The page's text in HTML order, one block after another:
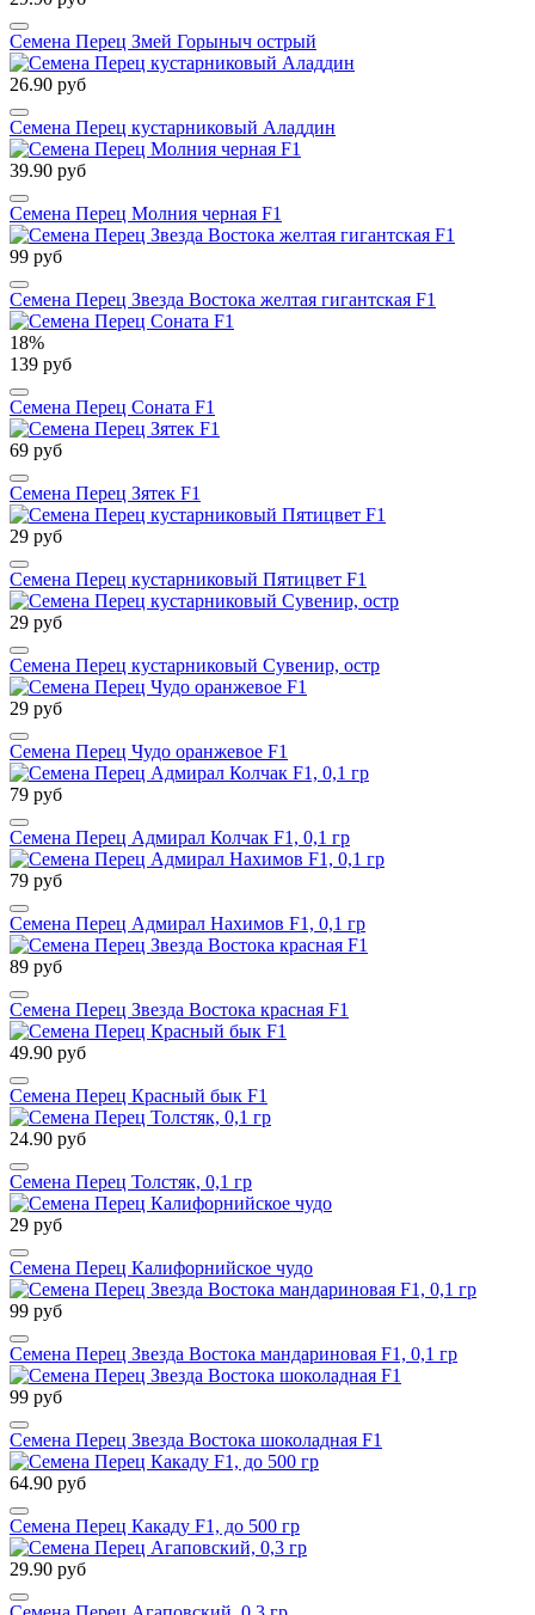
Семена Перец Змей Горыныч острый
26.90 руб
Семена Перец кустарниковый Аладдин
39.90 руб
Семена Перец Молния черная F1
99 руб
Семена Перец Звезда Востока желтая гигантская F1
18%
139 руб
Семена Перец Соната F1
69 руб
Семена Перец Зятек F1
29 руб
Семена Перец кустарниковый Пятицвет F1
29 руб
Семена Перец кустарниковый Сувенир, остр
29 руб
Семена Перец Чудо оранжевое F1
79 руб
Семена Перец Адмирал Колчак F1, 0,1 гр
79 руб
Семена Перец Адмирал Нахимов F1, 0,1 гр
89 руб
Семена Перец Звезда Востока красная F1
49.90 руб
Семена Перец Красный бык F1
24.90 руб
Семена Перец Толстяк, 0,1 гр
29 руб
Семена Перец Калифорнийское чудо
99 руб
Семена Перец Звезда Востока мандариновая F1, 0,1 гр
99 руб
Семена Перец Звезда Востока шоколадная F1
64.90 руб
Семена Перец Какаду F1, до 500 гр
29.90 руб